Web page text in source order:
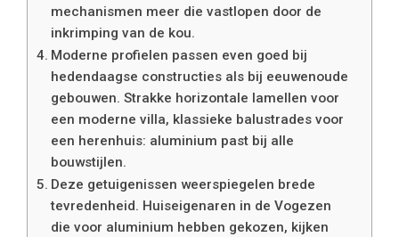
mechanismen meer die vastlopen door de
inkrimping van de kou.
Moderne profielen passen even goed bij
hedendaagse constructies als bij eeuwenoude
gebouwen. Strakke horizontale lamellen voor
een moderne villa, klassieke balustrades voor
een herenhuis: aluminium past bij alle
bouwstijlen.
Deze getuigenissen weerspiegelen brede
tevredenheid. Huiseigenaren in de Vogezen
die voor aluminium hebben gekozen, kijken